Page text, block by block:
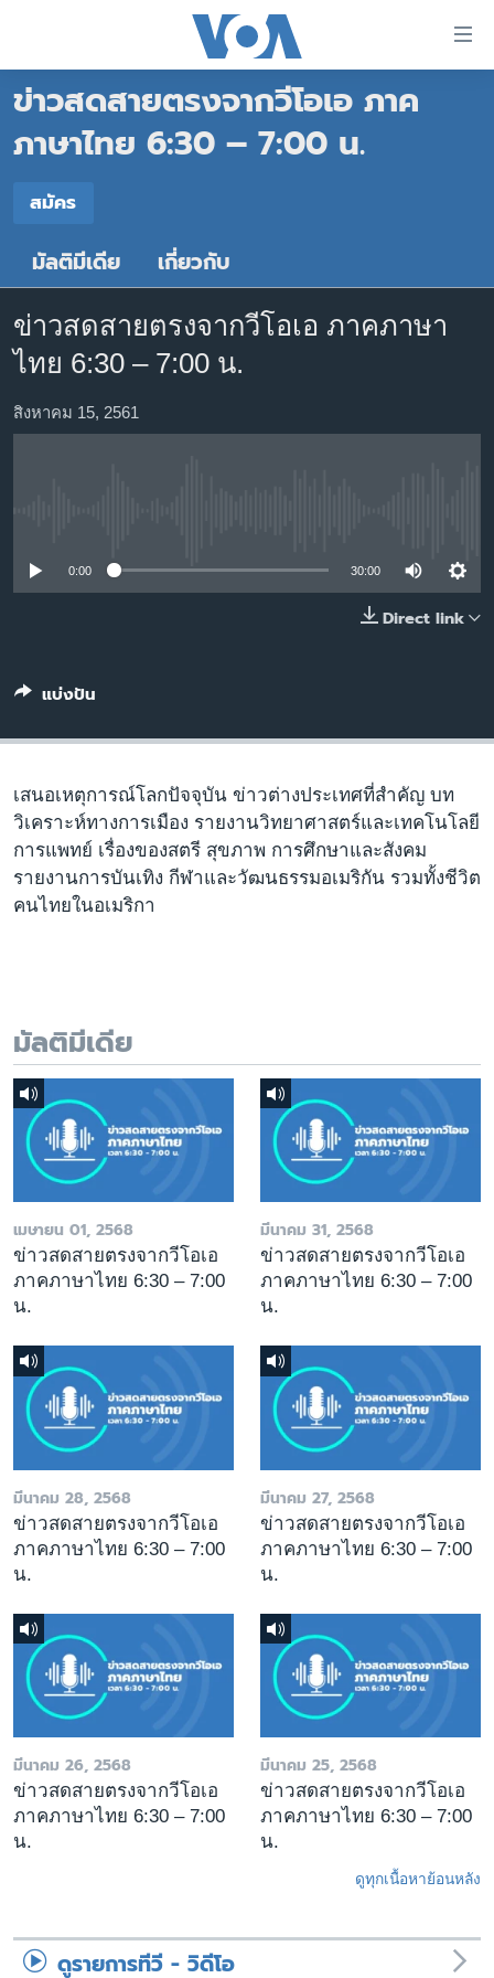
ต่อ
ไป
หลัก
หน้า
หลัก
ข้าม
ไป
การ
หน้าหลัก
โลก
เอเชีย
ไทย
ธุรกิจ
วิทยาศาสตร์
ไลฟ์สไตล์
ข่าวสดสายตรงจากวีโอเอ ภาค
ภาษาไทย 6:30 – 7:00 น.
สมัคร
Spotify
สมัคร
มัลติมีเดีย เกี่ยวกับ
ข่าวสดสายตรงจากวีโอเอ ภาคภาษา
ไทย 6:30 – 7:00 น.
สิงหาคม 15, 2561
0:00 30:00
Direct link
แบ่งปัน
เสนอเหตุการณ์โลกปัจจุบัน ข่าวต่างประเทศที่สำคัญ บท
วิเคราะห์ทางการเมือง รายงานวิทยาศาสตร์และเทคโนโลยี
การแพทย์ เรื่องของสตรี สุขภาพ การศึกษาและสังคม
รายงานการบันเทิง กีฬาและวัฒนธรรมอเมริกัน รวมทั้งชีวิต
คนไทยในอเมริกา
มัลติมีเดีย
เมษายน 01, 2568
ข่าวสดสายตรงจากวีโอเอ
ภาคภาษาไทย 6:30 – 7:00
น.
มีนาคม 31, 2568
ข่าวสดสายตรงจากวีโอเอ
ภาคภาษาไทย 6:30 – 7:00
น.
มีนาคม 28, 2568
ข่าวสดสายตรงจากวีโอเอ
ภาคภาษาไทย 6:30 – 7:00
น.
มีนาคม 27, 2568
ข่าวสดสายตรงจากวีโอเอ
ภาคภาษาไทย 6:30 – 7:00
น.
มีนาคม 26, 2568
ข่าวสดสายตรงจากวีโอเอ
ภาคภาษาไทย 6:30 – 7:00
น.
มีนาคม 25, 2568
ข่าวสดสายตรงจากวีโอเอ
ภาคภาษาไทย 6:30 – 7:00
น.
ดูทุกเนื้อหาย้อนหลัง
ดูรายการทีวี - วิดีโอ